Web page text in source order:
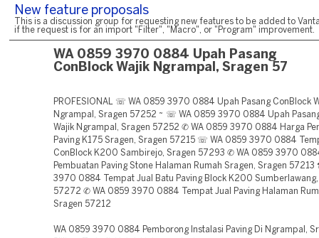
New feature proposals
This is a discussion group for requesting new features to be added to
if the request is for an import "Filter", "Macro", or "Program" improvement.
WA 0859 3970 0884 Upah Pasang
ConBlock Wajik Ngrampal, Sragen 57
PROFESIONAL ☏ WA 0859 3970 0884 Upah Pasang ConBlock
Ngrampal, Sragen 57252 ~ ☏ WA 0859 3970 0884 Upah
Wajik Ngrampal, Sragen 57252 ✆ WA 0859 3970 0884 Harga
Paving K175 Sragen, Sragen 57215 ☏ WA 0859 3970 0884
ConBlock K200 Sambirejo, Sragen 57293 ✆ WA 0859 3970
Pembuatan Paving Stone Halaman Rumah Sragen, Sragen
3970 0884 Tempat Jual Batu Paving Block K200
57272 ✆ WA 0859 3970 0884 Tempat Jual Paving Halaman
Sragen 57212
WA 0859 3970 0884 Pemborong Instalasi Paving Di Ngrampal,